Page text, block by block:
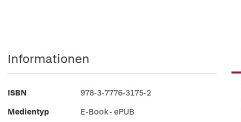
Informationen
ISBN
978-3-7776-3175-2
Medientyp
E-Book - ePUB